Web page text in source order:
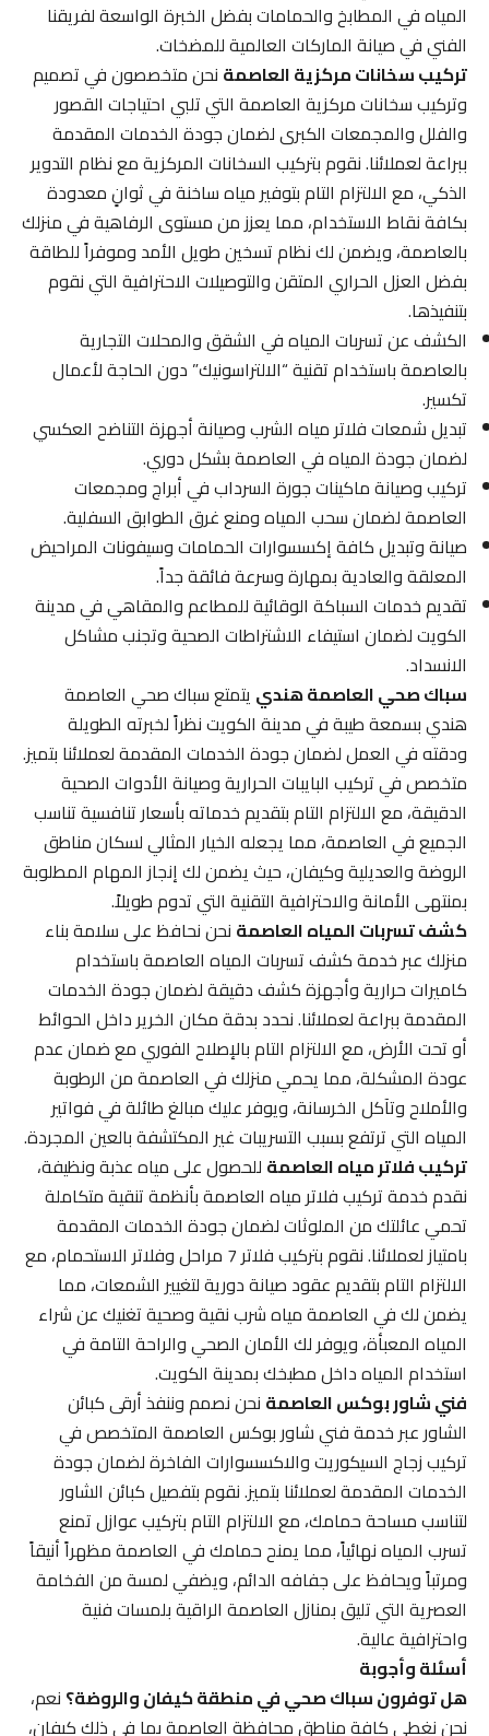
المياه في المطابخ والحمامات بفضل الخبرة الواسعة لفريقنا
الفني في صيانة الماركات العالمية للمضخات.
تركيب سخانات مركزية العاصمةنحن متخصصون في تصميم
وتركيب سخانات مركزية العاصمة التي تلبي احتياجات القصور
والفلل والمجمعات الكبرى لضمان جودة الخدمات المقدمة
ببراعة لعملائنا. نقوم بتركيب السخانات المركزية مع نظام التدوير
الذكي، مع الالتزام التام بتوفير مياه ساخنة في ثوانٍ معدودة
بكافة نقاط الاستخدام، مما يعزز من مستوى الرفاهية في منزلك
بالعاصمة، ويضمن لك نظام تسخين طويل الأمد وموفراً للطاقة
بفضل العزل الحراري المتقن والتوصيلات الاحترافية التي نقوم
بتنفيذها.
الكشف عن تسربات المياه في الشقق والمحلات التجارية
بالعاصمة باستخدام تقنية “الالتراسونيك” دون الحاجة لأعمال
تكسير.
تبديل شمعات فلاتر مياه الشرب وصيانة أجهزة التناضح العكسي
لضمان جودة المياه في العاصمة بشكل دوري.
تركيب وصيانة ماكينات جورة السرداب في أبراج ومجمعات
العاصمة لضمان سحب المياه ومنع غرق الطوابق السفلية.
صيانة وتبديل كافة إكسسوارات الحمامات وسيفونات المراحيض
المعلقة والعادية بمهارة وسرعة فائقة جداً.
تقديم خدمات السباكة الوقائية للمطاعم والمقاهي في مدينة
الكويت لضمان استيفاء الاشتراطات الصحية وتجنب مشاكل
الانسداد.
سباك صحي العاصمة هندييتمتع سباك صحي العاصمة
هندي بسمعة طيبة في مدينة الكويت نظراً لخبرته الطويلة
ودقته في العمل لضمان جودة الخدمات المقدمة لعملائنا بتميز.
متخصص في تركيب البايبات الحرارية وصيانة الأدوات الصحية
الدقيقة، مع الالتزام التام بتقديم خدماته بأسعار تنافسية تناسب
الجميع في العاصمة، مما يجعله الخيار المثالي لسكان مناطق
الروضة والعديلية وكيفان، حيث يضمن لك إنجاز المهام المطلوبة
بمنتهى الأمانة والاحترافية التقنية التي تدوم طويلاً.
كشف تسربات المياه العاصمةنحن نحافظ على سلامة بناء
منزلك عبر خدمة كشف تسربات المياه العاصمة باستخدام
كاميرات حرارية وأجهزة كشف دقيقة لضمان جودة الخدمات
المقدمة ببراعة لعملائنا. نحدد بدقة مكان الخرير داخل الحوائط
أو تحت الأرض، مع الالتزام التام بالإصلاح الفوري مع ضمان عدم
عودة المشكلة، مما يحمي منزلك في العاصمة من الرطوبة
والأملاح وتآكل الخرسانة، ويوفر عليك مبالغ طائلة في فواتير
المياه التي ترتفع بسبب التسريبات غير المكتشفة بالعين المجردة.
تركيب فلاتر مياه العاصمةللحصول على مياه عذبة ونظيفة،
نقدم خدمة تركيب فلاتر مياه العاصمة بأنظمة تنقية متكاملة
تحمي عائلتك من الملوثات لضمان جودة الخدمات المقدمة
بامتياز لعملائنا. نقوم بتركيب فلاتر 7 مراحل وفلاتر الاستحمام، مع
الالتزام التام بتقديم عقود صيانة دورية لتغيير الشمعات، مما
يضمن لك في العاصمة مياه شرب نقية وصحية تغنيك عن شراء
المياه المعبأة، ويوفر لك الأمان الصحي والراحة التامة في
استخدام المياه داخل مطبخك بمدينة الكويت.
فني شاور بوكس العاصمةنحن نصمم وننفذ أرقى كبائن
الشاور عبر خدمة فني شاور بوكس العاصمة المتخصص في
تركيب زجاج السيكوريت والاكسسوارات الفاخرة لضمان جودة
الخدمات المقدمة لعملائنا بتميز. نقوم بتفصيل كبائن الشاور
لتناسب مساحة حمامك، مع الالتزام التام بتركيب عوازل تمنع
تسرب المياه نهائياً، مما يمنح حمامك في العاصمة مظهراً أنيقاً
ومرتباً ويحافظ على جفافه الدائم، ويضفي لمسة من الفخامة
العصرية التي تليق بمنازل العاصمة الراقية بلمسات فنية
واحترافية عالية.
أسئلة وأجوبة
هل توفرون سباك صحي في منطقة كيفان والروضة؟نعم،
نحن نغطي كافة مناطق محافظة العاصمة بما في ذلك كيفان،